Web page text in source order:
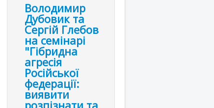
Володимир
Дубовик та
Сергій Глебов
на семінарі
"Гібридна
агресія
Російської
федерації:
виявити